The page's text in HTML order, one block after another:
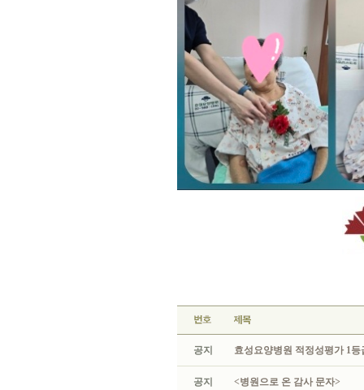
공지 효성요양병원 적정성평가 1등
공지 <병원으로 온 감사 문자>